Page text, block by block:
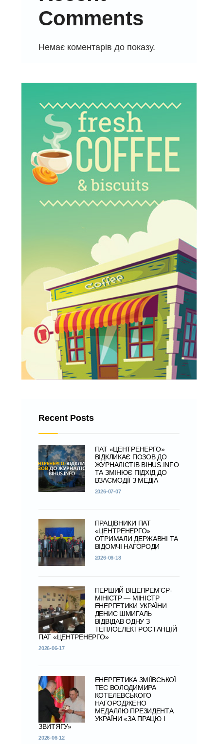
Comments
Немає коментарів до показу.
Recent Posts
ПАТ «ЦЕНТРЕНЕРГО»
ВІДКЛИКАЄ ПОЗОВ ДО
ЖУРНАЛІСТІВ BIHUS.INFO
ТА ЗМІНЮЄ ПІДХІД ДО
ВЗАЄМОДІЇ З МЕДІА
2026-07-07
ПРАЦІВНИКИ ПАТ
«ЦЕНТРЕНЕРГО»
ОТРИМАЛИ ДЕРЖАВНІ ТА
ВІДОМЧІ НАГОРОДИ
2026-06-18
ПЕРШИЙ ВІЦЕПРЕМ’ЄР-
МІНІСТР — МІНІСТР
ЕНЕРГЕТИКИ УКРАЇНИ
ДЕНИС ШМИГАЛЬ
ВІДВІДАВ ОДНУ З
ТЕПЛОЕЛЕКТРОСТАНЦІЙ
ПАТ «ЦЕНТРЕНЕРГО»
2026-06-17
ЕНЕРГЕТИКА ЗМІЇВСЬКОЇ
ТЕС ВОЛОДИМИРА
КОТЕЛЕВСЬКОГО
НАГОРОДЖЕНО
МЕДАЛЛЮ ПРЕЗИДЕНТА
УКРАЇНИ «ЗА ПРАЦЮ І
ЗВИТЯГУ»
2026-06-12